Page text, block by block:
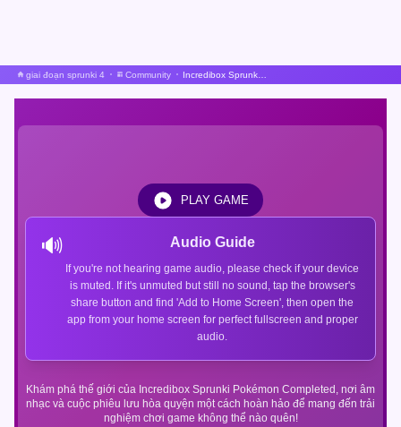
giai đoạn sprunki 4 Community
Khám phá thế giới của Incredibox Sprunki Pokémon Completed, nơi âm
nhạc và cuộc phiêu lưu hòa quyện một cách hoàn hảo để mang đến trải
nghiệm chơi game không thể nào quên!
🔊 Audio Guide
If you're not hearing game audio, please check if your device
is muted. If it's unmuted but still no sound, tap the browser's
share button and find 'Add to Home Screen', then open the
app from your home screen for perfect fullscreen and proper
audio.
PLAY GAME